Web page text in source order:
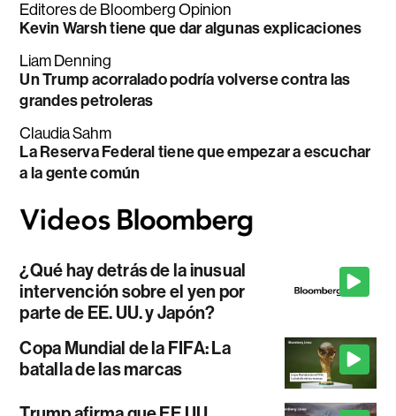
Editores de Bloomberg Opinion
Kevin Warsh tiene que dar algunas explicaciones
Liam Denning
Un Trump acorralado podría volverse contra las
grandes petroleras
Claudia Sahm
La Reserva Federal tiene que empezar a escuchar
a la gente común
¿Qué hay detrás de la inusual
intervención sobre el yen por
parte de EE. UU. y Japón?
Copa Mundial de la FIFA: La
batalla de las marcas